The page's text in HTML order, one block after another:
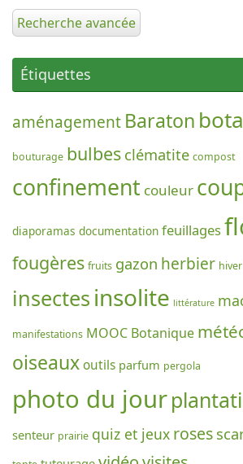
Recherche avancée
Étiquettes
aménagement Baraton
bouturage bulbes clématite compost
confinement couleur
diaporamas documentation feuillages
fougères fruits gazon herbier hiver
insectes insolite littérature
manifestations MOOC Botanique
oiseauxoutils parfum pergola
photo du jour
senteur prairie quiz et jeux roses